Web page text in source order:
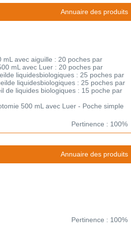
Annuaire des produits
mL avec aiguille : 20 poches par
mL avec Luer : 20 poches par
liquidesbiologiques : 25 poches par
liquidesbiologiques : 25 poches par
de liquides biologiques : 15 poche par
500 mL avec Luer - Poche simple
Pertinence : 100%
Annuaire des produits
Pertinence : 100%